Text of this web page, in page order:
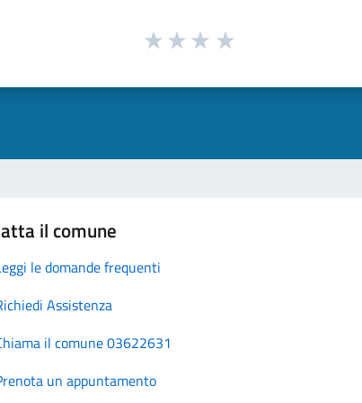
il comune
le domande frequenti
Assistenza
il comune 03622631
un appuntamento